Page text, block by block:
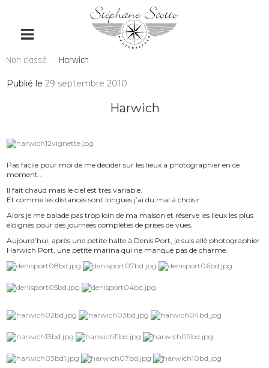
Non classé Harwich
Publié le29 septembre 2010
Harwich
Pas facile pour moi de me décider sur les lieux à photographier en ce
moment…
Il fait chaud mais le ciel est très variable.
Et comme les distances sont longues j’ai du mal à choisir.
Alors je me balade pas trop loin de ma maison et réserve les lieux les plus
éloignés pour des journées complètes de prises de vues.
Aujourd’hui, après une petite halte à Denis Port, je suis allé photographier
Harwich Port, une petite marina qui ne manque pas de charme.